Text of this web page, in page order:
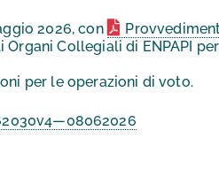
2026, con
Collegiali di ENPAPI
per le operazioni di voto.